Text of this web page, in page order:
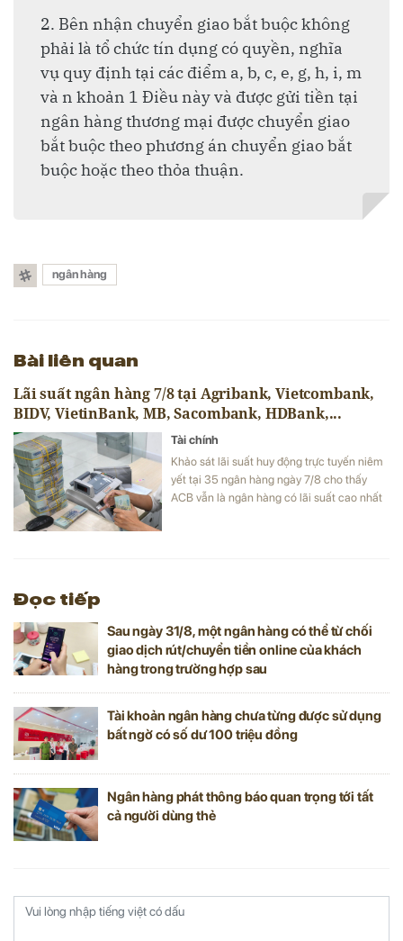
2. Bên nhận chuyển giao bắt buộc không
phải là tổ chức tín dụng có quyền, nghĩa
vụ quy định tại các điểm a, b, c, e, g, h, i, m
và n khoản 1 Điều này và được gửi tiền tại
ngân hàng thương mại được chuyển giao
bắt buộc theo phương án chuyển giao bắt
buộc hoặc theo thỏa thuận.
ngân hàng
Bài liên quan
Lãi suất ngân hàng 7/8 tại Agribank, Vietcombank,
BIDV, VietinBank, MB, Sacombank, HDBank,...
Tài chính
Khảo sát lãi suất huy động trực tuyến niêm
yết tại 35 ngân hàng ngày 7/8 cho thấy
ACB vẫn là ngân hàng có lãi suất cao nhất
Đọc tiếp
Sau ngày 31/8, một ngân hàng có thể từ chối
giao dịch rút/chuyển tiền online của khách
hàng trong trường hợp sau
Tài khoản ngân hàng chưa từng được sử dụng
bất ngờ có số dư 100 triệu đồng
Ngân hàng phát thông báo quan trọng tới tất
cả người dùng thẻ